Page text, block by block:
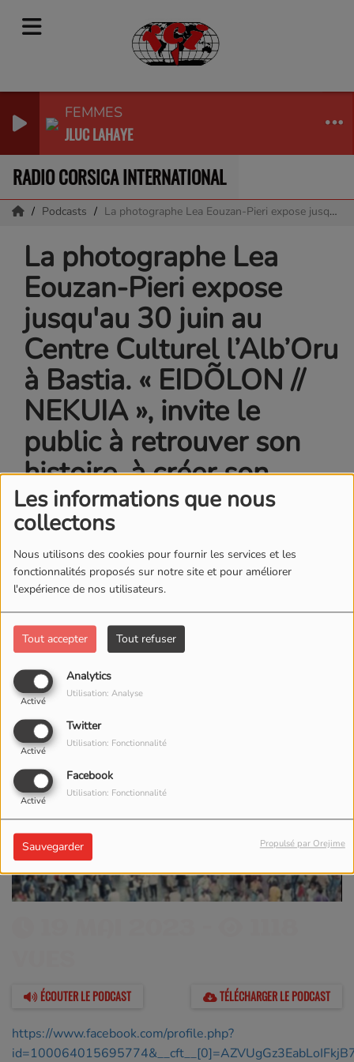
Les informations que nous
collectons
Nous utilisons des cookies pour fournir les services et les
fonctionnalités proposés sur notre site et pour améliorer
l'expérience de nos utilisateurs.
Tout accepter Tout refuser
Analytics
Activé
Utilisation: Analyse
Twitter
Activé
Utilisation: Fonctionnalité
Facebook
Activé
Utilisation: Fonctionnalité
Sauvegarder Propulsé par Orejime
FEMMES
JLUC LAHAYE
RADIO CORSICA INTERNATIONAL
Podcasts La photographe Lea Eouzan-Pieri expose jusqu'au 30 juin au Centre Culturel l’Alb’Oru à Bastia. « EIDÕLON // NEKUIA », invite le public à retrouver son histoire, à créer son propre récit.
La photographe Lea
Eouzan-Pieri expose
jusqu'au 30 juin au
Centre Culturel l’Alb’Oru
à Bastia. « EIDÕLON //
NEKUIA », invite le
public à retrouver son
histoire, à créer son
propre récit.
ÉCOUTER LE PODCAST TÉLÉCHARGER LE PODCAST
https://www.facebook.com/profile.php?